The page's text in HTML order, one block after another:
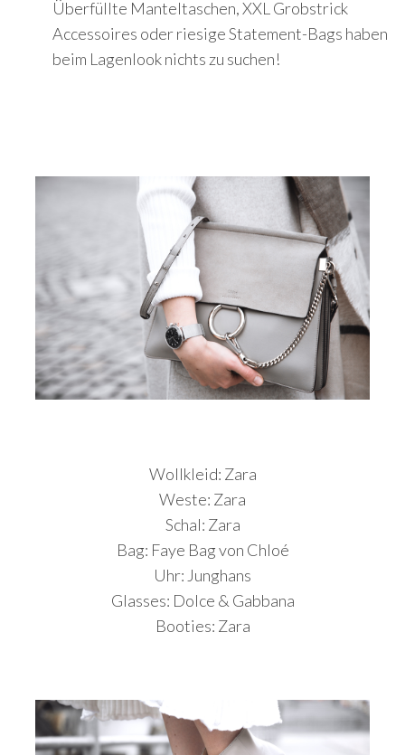
Überfüllte Manteltaschen, XXL Grobstrick
Accessoires oder riesige Statement-Bags haben
beim Lagenlook nichts zu suchen!
Wollkleid: Zara
Weste: Zara
Schal: Zara
Bag: Faye Bag von Chloé
Uhr: Junghans
Glasses: Dolce & Gabbana
Booties: Zara
: